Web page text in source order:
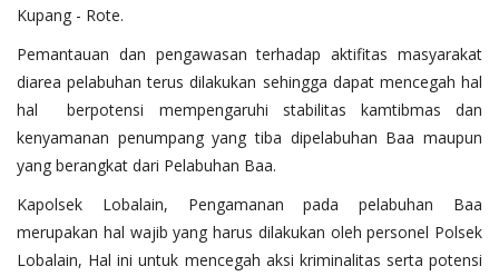
Kupang - Rote.
Pemantauan dan pengawasan terhadap aktifitas masyarakat
diarea pelabuhan terus dilakukan sehingga dapat mencegah hal
hal berpotensi mempengaruhi stabilitas kamtibmas dan
kenyamanan penumpang yang tiba dipelabuhan Baa maupun
yang berangkat dari Pelabuhan Baa.
Kapolsek Lobalain, Pengamanan pada pelabuhan Baa
merupakan hal wajib yang harus dilakukan oleh personel Polsek
Lobalain, Hal ini untuk mencegah aksi kriminalitas serta potensi